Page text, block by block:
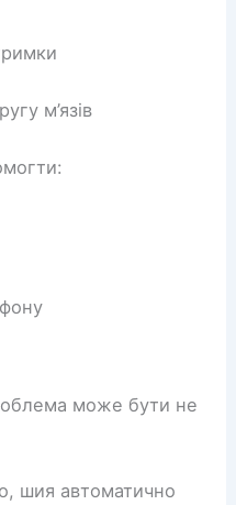
м’язів
може бути не
шия автоматично